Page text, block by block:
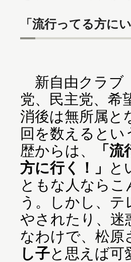
「流行ってる方に
新自由クラブ
党、民主党、希
消後は無所属と
回を数えるとい
歴からは、
「
方に行く！」
と
ともな人なら
う。しかし、
やされたり、迷
なわけで、松原
し子と思えば